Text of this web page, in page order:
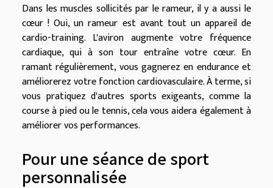
Dans les muscles sollicités par le rameur, il y a aussi le
cœur ! Oui, un rameur est avant tout un appareil de
cardio-training. L'aviron augmente votre fréquence
cardiaque, qui à son tour entraîne votre cœur. En
ramant régulièrement, vous gagnerez en endurance et
améliorerez votre fonction cardiovasculaire. À terme, si
vous pratiquez d'autres sports exigeants, comme la
course à pied ou le tennis, cela vous aidera également à
améliorer vos performances.
Pour une séance de sport
personnalisée